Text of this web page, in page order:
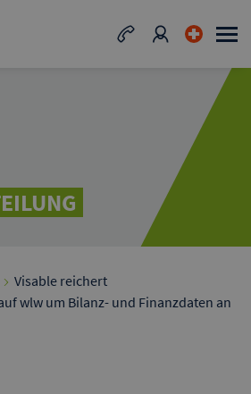
Visable reichert
wlw um Bilanz- und Finanzdaten an